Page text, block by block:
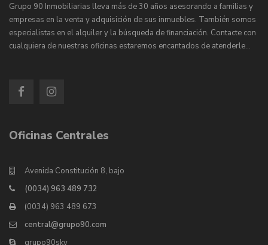
Grupo 90 Inmobiliarias lleva más de 30 años asesorando a familias y
empresas en la venta y adquisición de sus inmuebles. También somos
especialistas en el alquiler y la búsqueda de financiación. Contacte con
cualquiera de nuestras oficinas estaremos encantados de atenderle…
Oficinas Centrales
Avenida Constitución 8, bajo
(0034) 963 489 732
(0034) 963 489 673
central@grupo90.com
grupo90sky